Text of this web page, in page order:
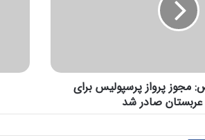
مجوز پرواز پرسپولیس برای
صادر شد